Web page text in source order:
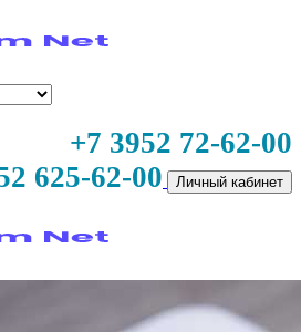
+7 3952 72-62-00
625-62-00
Личный кабинет